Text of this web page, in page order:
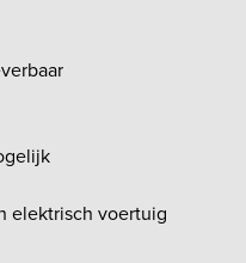
elektrisch voertuig